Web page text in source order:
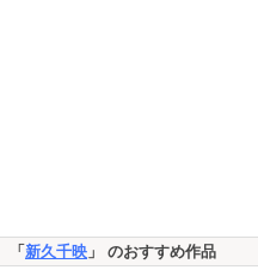
「新久千映 」 のおすすめ作品